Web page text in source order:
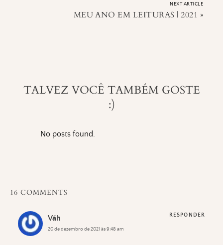
NEXT ARTICLE
MEU ANO EM LEITURAS | 2021 »
TALVEZ VOCÊ TAMBÉM GOSTE
:)
No posts found.
16 COMMENTS
Váh
20 de dezembro de 2021 às 9:48 am
RESPONDER